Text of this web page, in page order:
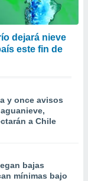
dejará nieve
este fin de
y once avisos
a Chile
bajas
mínimas bajo